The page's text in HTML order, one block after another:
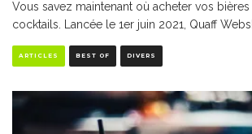
Vous savez maintenant où acheter vos
cocktails. Lancée le 1er juin 2021, Quaff
ARTICLES BEST OF DIVERS